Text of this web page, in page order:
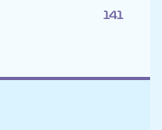
141